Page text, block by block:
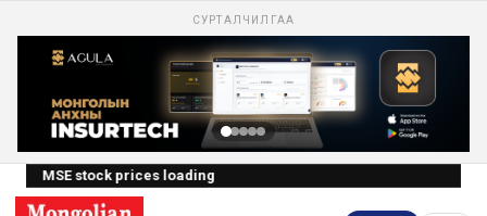
СУРТАЛЧИЛГАА
MSE stock prices loading